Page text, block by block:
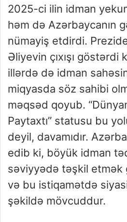
2025-ci ilin idman
həm də Azərbaycanın
nümayiş etdirdi.
Əliyevin çıxışı göstərdi
illərdə də idman
miqyasda söz sahibi
məqsəd qoyub.
Paytaxtı” statusu bu
deyil, davamıdır.
edib ki, böyük idman
səviyyədə təşkil etmək
və bu istiqamətdə
şəkildə mövcuddur.